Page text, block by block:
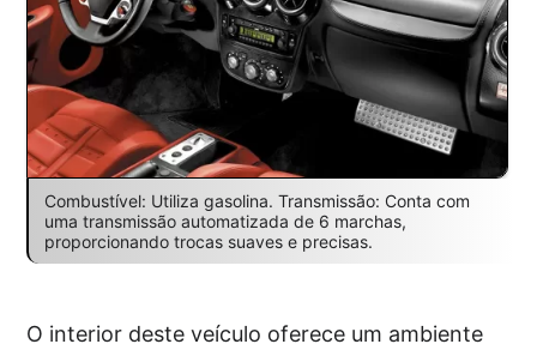
Combustível: Utiliza gasolina. Transmissão: Conta com
uma transmissão automatizada de 6 marchas,
proporcionando trocas suaves e precisas.
O interior deste veículo oferece um ambiente